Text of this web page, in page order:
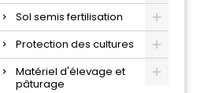
Sol semis fertilisation
Protection des cultures
Matériel d'élevage et
pâturage